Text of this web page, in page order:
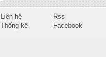
Liên hệ
Thống kê
Rss
Facebook